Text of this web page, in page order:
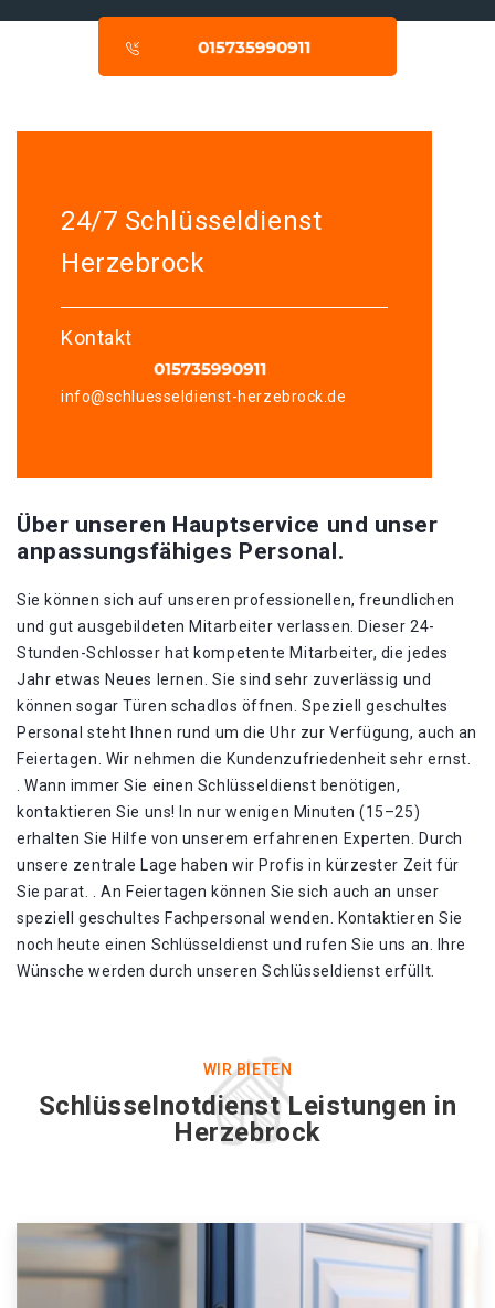
24/7 Schlüsseldienst
Herzebrock
Kontakt
info@schluesseldienst-herzebrock.de
Über unseren Hauptservice und unser
anpassungsfähiges Personal.
Sie können sich auf unseren professionellen, freundlichen
und gut ausgebildeten Mitarbeiter verlassen. Dieser 24-
Stunden-Schlosser hat kompetente Mitarbeiter, die jedes
Jahr etwas Neues lernen. Sie sind sehr zuverlässig und
können sogar Türen schadlos öffnen. Speziell geschultes
Personal steht Ihnen rund um die Uhr zur Verfügung, auch an
Feiertagen. Wir nehmen die Kundenzufriedenheit sehr ernst.
. Wann immer Sie einen Schlüsseldienst benötigen,
kontaktieren Sie uns! In nur wenigen Minuten (15–25)
erhalten Sie Hilfe von unserem erfahrenen Experten. Durch
unsere zentrale Lage haben wir Profis in kürzester Zeit für
Sie parat. . An Feiertagen können Sie sich auch an unser
speziell geschultes Fachpersonal wenden. Kontaktieren Sie
noch heute einen Schlüsseldienst und rufen Sie uns an. Ihre
Wünsche werden durch unseren Schlüsseldienst erfüllt.
WIR BIETEN
Schlüsselnotdienst Leistungen in
Herzebrock